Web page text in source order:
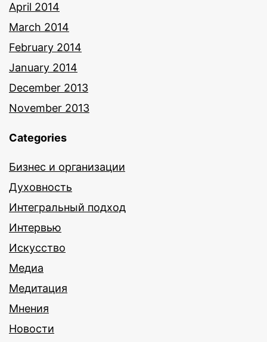
April 2014
March 2014
February 2014
January 2014
December 2013
November 2013
Categories
Бизнес и организации
Духовность
Интегральный подход
Интервью
Искусство
Медиа
Медитация
Мнения
Новости